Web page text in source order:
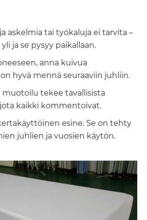
askelmia tai työkaluja ei tarvita –
ja se pysyy paikallaan.
anna kuivua
hyvä mennä seuraaviin juhliin.
muotoilu tekee tavallisista
kaikki kommentoivat.
esine. Se on tehty
juhlien ja vuosien käytön.